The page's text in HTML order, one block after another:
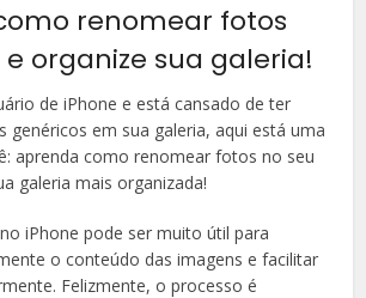
renomear fotos
e organize sua galeria!
de iPhone e está cansado de ter
em sua galeria, aqui está uma
aprenda como renomear fotos no seu
galeria mais organizada!
iPhone pode ser muito útil para
o conteúdo das imagens e facilitar
Felizmente, o processo é